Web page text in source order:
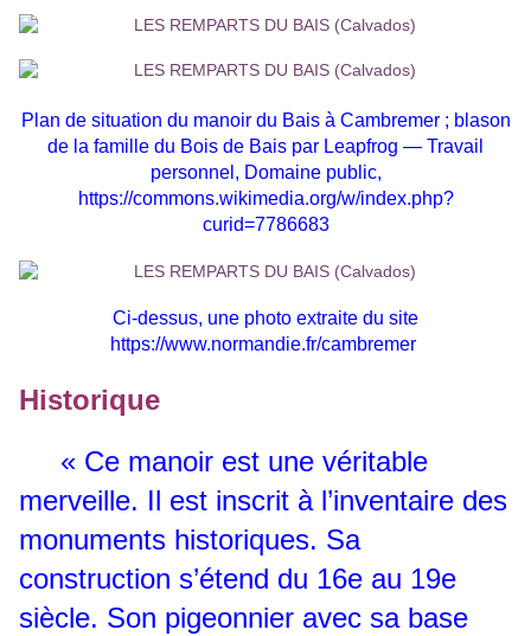
Plan de situation du manoir du Bais à Cambremer ; blason
de la famille du Bois de Bais par Leapfrog — Travail
personnel, Domaine public,
https://commons.wikimedia.org/w/index.php?
curid=7786683
Ci-dessus, une photo extraite du site
https://www.normandie.fr/cambremer
Historique
« Ce manoir est une véritable
merveille. Il est inscrit à l’inventaire des
monuments historiques. Sa
construction s’étend du 16e au 19e
siècle. Son pigeonnier avec sa base